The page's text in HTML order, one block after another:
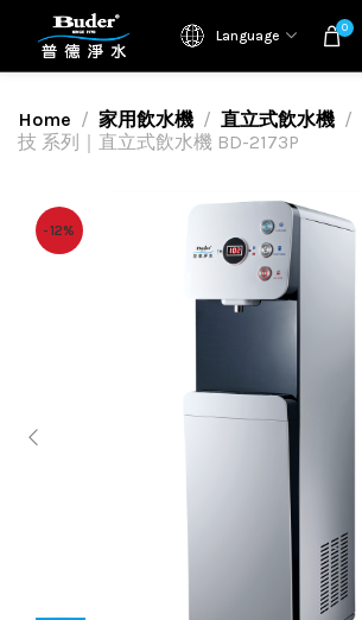
Language 0
Home 家用飲水機 直立式飲水機
技 系列｜直立式飲水機 BD-2173P
-12%